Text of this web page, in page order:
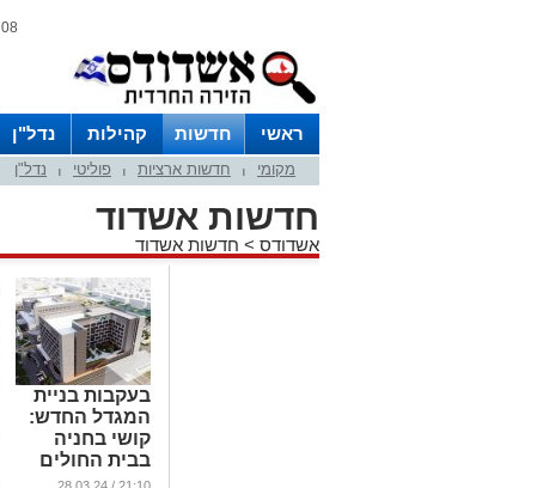
08 אוגוסט 2026 / 18:13
ראשי חדשות קהילות נדל"ן
מקומי חדשות ארציות פוליטי נדל"ן
חדשות אשדוד
אשדודס > חדשות אשדוד
בעקבות בניית
המגדל החדש:
קושי בחניה
בבית החולים
'אסותא'